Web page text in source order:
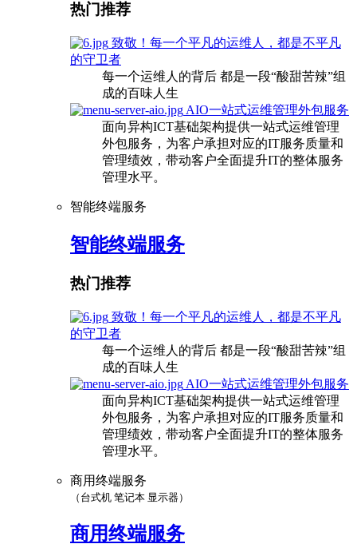
热门推荐
致敬！每一个平凡的运维人，都是不平凡
的守卫者
每一个运维人的背后 都是一段“酸甜苦辣”组
成的百味人生
AIO一站式运维管理外包服务
面向异构ICT基础架构提供一站式运维管理
外包服务，为客户承担对应的IT服务质量和
管理绩效，带动客户全面提升IT的整体服务
管理水平。
智能终端服务
智能终端服务
热门推荐
致敬！每一个平凡的运维人，都是不平凡
的守卫者
每一个运维人的背后 都是一段“酸甜苦辣”组
成的百味人生
AIO一站式运维管理外包服务
面向异构ICT基础架构提供一站式运维管理
外包服务，为客户承担对应的IT服务质量和
管理绩效，带动客户全面提升IT的整体服务
管理水平。
商用终端服务
（台式机 笔记本 显示器）
商用终端服务